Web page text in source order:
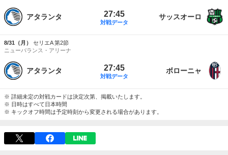
アタランタ 27:45
対戦データ
サッスオーロ
8/31（月）
セリエA 第2節
ニューバランス・アリーナ
アタランタ 27:45
対戦データ
ボローニャ
※ 詳細未定の対戦カードは決定次第、掲載いたします。
※ 日時はすべて日本時間
※ キックオフ時間は予定時刻から変更される場合があります。